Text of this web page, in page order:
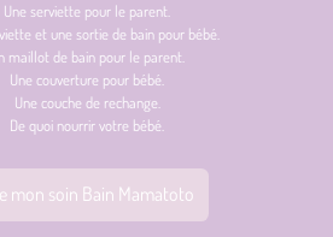
Une serviette pour le parent.
et une sortie de bain pour bébé.
maillot de bain pour le parent.
Une couverture pour bébé.
Une couche de rechange.
De quoi nourrir votre bébé.
mon soin Bain Mamatoto